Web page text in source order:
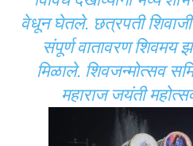
वेधून घेतले. छत्रपती शिवाजी
संपूर्ण वातावरण शिवमय
मिळाले. शिवजन्मोत्सव
महाराज जयंती